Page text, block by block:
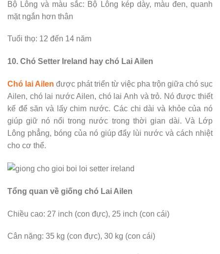
Bộ Lông và màu sắc: Bộ Lông kép dày, màu đen, quanh
mặt ngắn hơn thân
Tuổi thọ: 12 đến 14 năm
10. Chó Setter Ireland hay chó Lai Ailen
Chó lai Ailen được phát triển từ việc pha trộn giữa chó sục
Ailen, chó lai nước Ailen, chó lai Anh và trỏ. Nó được thiết
kế để săn và lấy chim nước. Các chi dài và khỏe của nó
giúp giữ nó nổi trong nước trong thời gian dài. Và Lớp
Lông phẳng, bóng của nó giúp đẩy lùi nước và cách nhiệt
cho cơ thể.
Tổng quan về giống chó Lai Ailen
Chiều cao: 27 inch (con đực), 25 inch (con cái)
Cân nặng: 35 kg (con đực), 30 kg (con cái)